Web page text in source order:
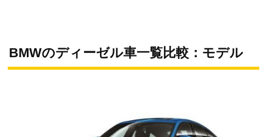
BMWのディーゼル車一覧比較：モデル